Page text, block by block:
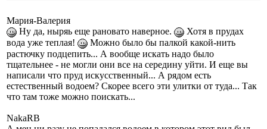
Мария-Валерия
Ну да, ныряь еще рановато наверное.
Хотя в прудах
вода уже теплая!
Можно было бы палкой какой-нить
растючку подцепить... А вообще искать надо было
тщательнее - не могли они все на середину уйти. И еще вы
написали что пруд искусственный... А рядом есть
естественный водоем? Скорее всего эти улитки от туда... Так
что там тоже можно поискать...
NakaRB